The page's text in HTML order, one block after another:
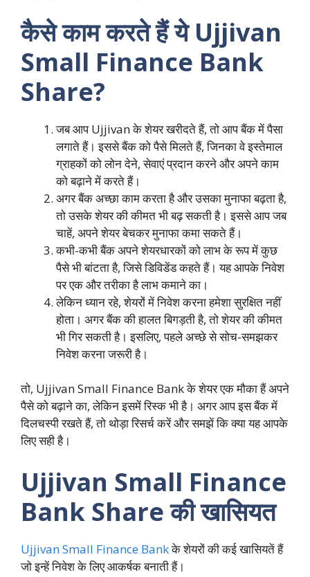
कैसे काम करते हैं ये Ujjivan
Small Finance Bank
Share?
जब आप Ujjivan के शेयर खरीदते हैं, तो आप बैंक में पैसा
लगाते हैं। इससे बैंक को पैसे मिलते हैं, जिनका वे इस्तेमाल
ग्राहकों को लोन देने, सेवाएं प्रदान करने और अपने काम
को बढ़ाने में करते हैं।
अगर बैंक अच्छा काम करता है और उसका मुनाफा बढ़ता है,
तो उसके शेयर की कीमत भी बढ़ सकती है। इससे आप जब
चाहें, अपने शेयर बेचकर मुनाफा कमा सकते हैं।
कभी-कभी बैंक अपने शेयरधारकों को लाभ के रूप में कुछ
पैसे भी बांटता है, जिसे डिविडेंड कहते हैं। यह आपके निवेश
पर एक और तरीका है लाभ कमाने का।
लेकिन ध्यान रहे, शेयरों में निवेश करना हमेशा सुरक्षित नहीं
होता। अगर बैंक की हालत बिगड़ती है, तो शेयर की कीमत
भी गिर सकती है। इसलिए, पहले अच्छे से सोच-समझकर
निवेश करना जरूरी है।
तो, Ujjivan Small Finance Bank के शेयर एक मौका हैं अपने
पैसे को बढ़ाने का, लेकिन इसमें रिस्क भी है। अगर आप इस बैंक में
दिलचस्पी रखते हैं, तो थोड़ा रिसर्च करें और समझें कि क्या यह आपके
लिए सही है।
Ujjivan Small Finance
Bank Share की खासियत
Ujjivan Small Finance Bankके शेयरों की कई खासियतें हैं
जो इन्हें निवेश के लिए आकर्षक बनाती हैं।